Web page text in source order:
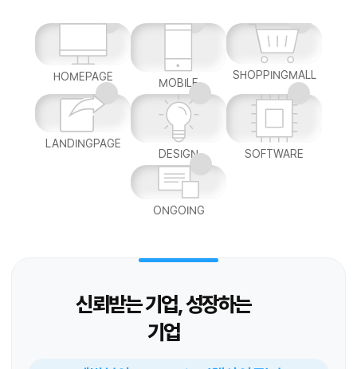
HOMEPAGE MOBILE
SHOPPINGMALL
LANDINGPAGE
DESIGN
SOFTWARE
ONGOING
신뢰받는 기업, 성장하는
기업